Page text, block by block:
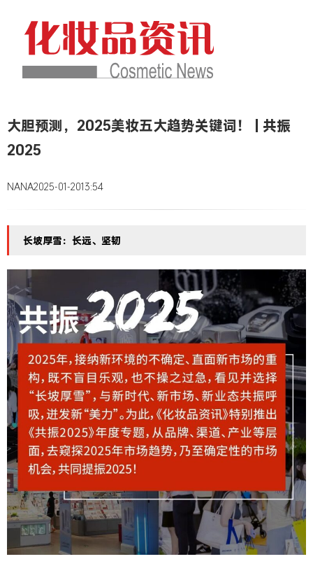
大胆预测，2025美妆五大趋势关键词！ | 共振
2025
NANA2025-01-2013:54
长坡厚雪：长远、坚韧